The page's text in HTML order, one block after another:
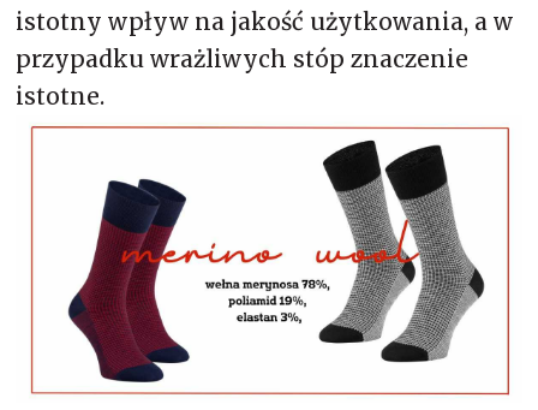
istotny wpływ na jakość użytkowania, a w
przypadku wrażliwych stóp znaczenie
istotne.